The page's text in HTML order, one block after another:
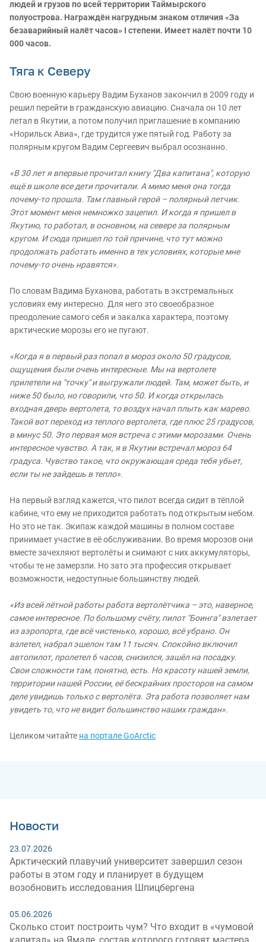
людей и грузов по всей территории Таймырского
полуострова. Награждён нагрудным знаком отличия «За
безаварийный налёт часов» I степени. Имеет налёт почти 10
000 часов.
Тяга к Северу
Свою военную карьеру Вадим Буханов закончил в 2009 году и
решил перейти в гражданскую авиацию. Сначала он 10 лет
летал в Якутии, а потом получил приглашение в компанию
«Норильск Авиа», где трудится уже пятый год. Работу за
полярным кругом Вадим Сергеевич выбрал осознанно.
«В 30 лет я впервые прочитал книгу "Два капитана", которую
ещё в школе все дети прочитали. А мимо меня она тогда
почему-то прошла. Там главный герой – полярный летчик.
Этот момент меня немножко зацепил. И когда я пришел в
Якутию, то работал, в основном, на севере за полярным
кругом. И сюда пришел по той причине, что тут можно
продолжать работать именно в тех условиях, которые мне
почему-то очень нравятся».
По словам Вадима Буханова, работать в экстремальных
условиях ему интересно. Для него это своеобразное
преодоление самого себя и закалка характера, поэтому
арктические морозы его не пугают.
«Когда я в первый раз попал в мороз около 50 градусов,
ощущения были очень интересные. Мы на вертолете
прилетели на "точку" и выгружали людей. Там, может быть, и
ниже 50 было, но говорили, что 50. И когда открылась
входная дверь вертолета, то воздух начал плыть как марево.
Такой вот переход из теплого вертолета, где плюс 25 градусов,
в минус 50. Это первая моя встреча с этими морозами. Очень
интересное чувство. А так, я в Якутии встречал мороз 64
градуса. Чувство такое, что окружающая среда тебя убьет,
если ты не зайдешь в тепло».
На первый взгляд кажется, что пилот всегда сидит в тёплой
кабине, что ему не приходится работать под открытым небом.
Но это не так. Экипаж каждой машины в полном составе
принимает участие в её обслуживании. Во время морозов они
вместе зачехляют вертолёты и снимают с них аккумуляторы,
чтобы те не замерзли. Но зато эта профессия открывает
возможности, недоступные большинству людей.
«Из всей лётной работы работа вертолётчика – это, наверное,
самое интересное. По большому счёту, пилот "Боинга" взлетает
из аэропорта, где всё чистенько, хорошо, всё убрано. Он
взлетел, набрал эшелон там 11 тысяч. Спокойно включил
автопилот, пролетел 6 часов, снизился, зашёл на посадку.
Свои сложности там, понятно, есть. Но красоту нашей земли,
территории нашей России, её бескрайних просторов на самом
деле увидишь только с вертолёта. Эта работа позволяет нам
увидеть то, что не видит большинство наших граждан».
Целиком читайте на портале GoArctic
Новости
23.07.2026
Арктический плавучий университет завершил сезон
работы в этом году и планирует в будущем
возобновить исследования Шпицбергена
05.06.2026
Сколько стоит построить чум? Что входит в «чумовой